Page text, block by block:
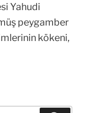
Yahudi
peygamber
kökeni,